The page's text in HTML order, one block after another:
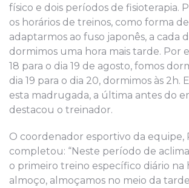
físico e dois períodos de fisioterapia.
os horários de treinos, como forma
adaptarmos ao fuso japonês, a cada
dormimos uma hora mais tarde. Por
18 para o dia 19 de agosto, fomos
dia 19 para o dia 20, dormimos às 2h.
esta madrugada, a última antes do
destacou o treinador.
O coordenador esportivo da equipe,
completou: “Neste período de
o primeiro treino específico diário na
almoço, almoçamos no meio da